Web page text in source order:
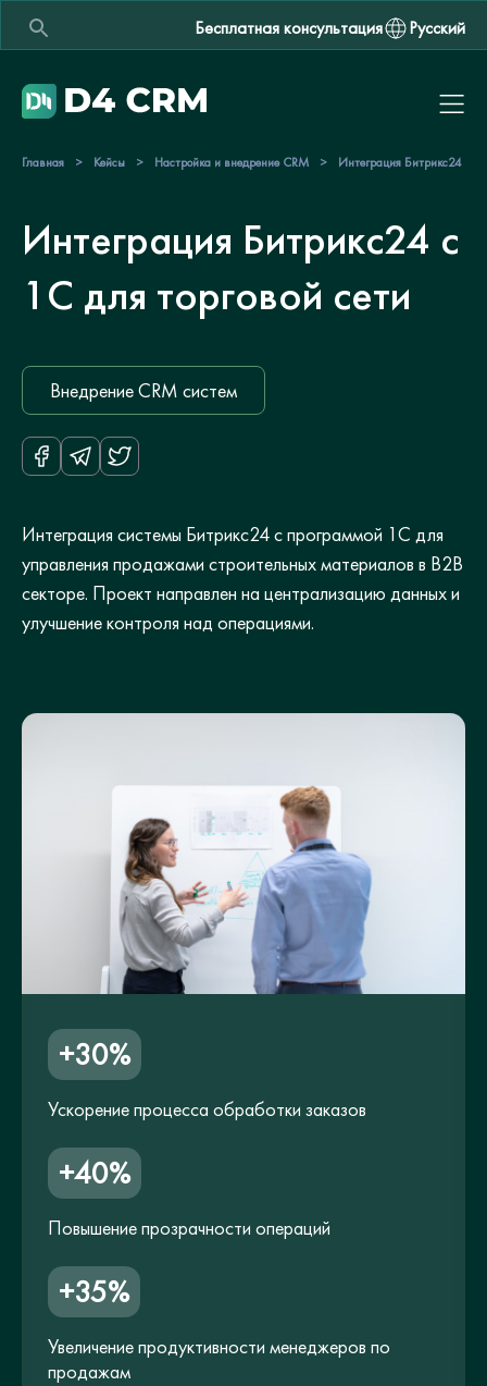
Бесплатная консультация Русский
Главная > Кейсы > Настройка и внедрение CRM > Интеграция Битрикс24 с
Интеграция Битрикс24 с
1С для торговой сети
Внедрение CRM систем
Интеграция системы Битрикс24 с программой 1С для
управления продажами строительных материалов в B2B
секторе. Проект направлен на централизацию данных и
улучшение контроля над операциями.
+30%
Ускорение процесса обработки заказов
+40%
Повышение прозрачности операций
+35%
Увеличение продуктивности менеджеров по
продажам